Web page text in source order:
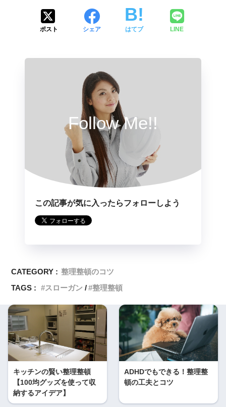
ポスト シェア はてブ LINE
Follow Me!!
この記事が気に入ったらフォローしよう
CATEGORY : 整理整頓のコツ
TAGS :
スローガン 整理整頓
キッチンの賢い整理整頓
【100均グッズを使って収
納するアイデア】
ADHDでもできる！整理整
頓の工夫とコツ